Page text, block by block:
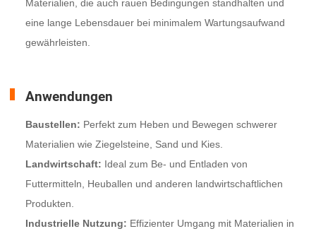
Materialien, die auch rauen Bedingungen standhalten und
eine lange Lebensdauer bei minimalem Wartungsaufwand
gewährleisten.
Anwendungen
Baustellen: Perfekt zum Heben und Bewegen schwerer
Materialien wie Ziegelsteine, Sand und Kies.
Landwirtschaft: Ideal zum Be- und Entladen von
Futtermitteln, Heuballen und anderen landwirtschaftlichen
Produkten.
Industrielle Nutzung: Effizienter Umgang mit Materialien in